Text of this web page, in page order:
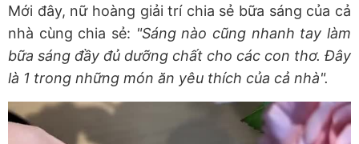
Mới đây, nữ hoàng giải trí chia sẻ bữa sáng của cả
nhà cùng chia sẻ: "Sáng nào cũng nhanh tay làm
bữa sáng đầy đủ dưỡng chất cho các con thơ. Đây
là 1 trong những món ăn yêu thích của cả nhà".